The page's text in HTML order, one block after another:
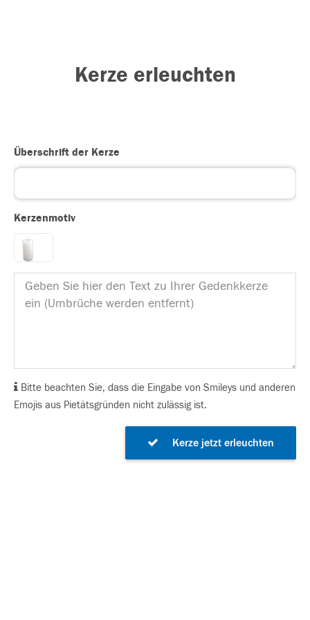
Kerze erleuchten
Überschrift der Kerze
Kerzenmotiv
Bitte beachten Sie, dass die Eingabe von Smileys und anderen
Emojis aus Pietätsgründen nicht zulässig ist.
Kerze jetzt erleuchten